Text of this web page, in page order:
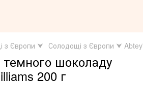
з Європи ⮟ Солодощі з Європи ⮟
темного шоколаду
200 г